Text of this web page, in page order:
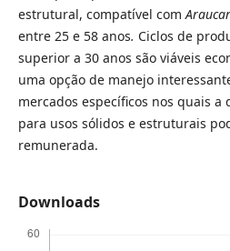
estrutural, compatível com
entre 25 e 58 anos. Ciclos de
superior a 30 anos são viáveis
uma opção de manejo
mercados específicos nos quais
para usos sólidos e estruturais
remunerada.
Downloads